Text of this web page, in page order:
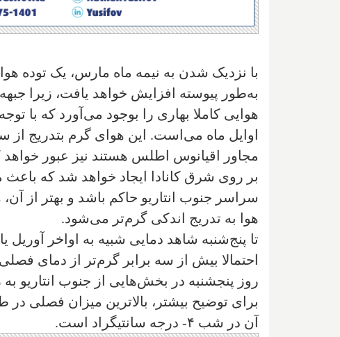
با نزدیک شدن به نیمه ماه مارس، یک توده
به‌طور پیوسته افزایش خواهد یافت، زیرا
هوایی کاملا بهاری را بوجود می‌آورد که با
اوایل ماه می‌است. این هوای گرم بتدریج از
مجاور اقیانوس اطلس هستند نیز عبور
بر روی شرق کانادا ایجاد خواهد شد که
سراسر جنوب انتاریو حاکم باشد و بهتر از
هوا به تدریج اندکی گرم‌تر می‌شود.
تا پنج‌شنبه شاهد دمایی شبیه به اواخر آوریل
احتمالا بیش از سه برابر گرم‌تر از دمای
آن در شب ۴- درجه سانتیگراد است.